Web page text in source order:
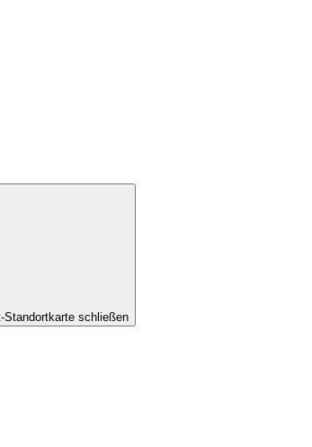
Standortkarte schließen